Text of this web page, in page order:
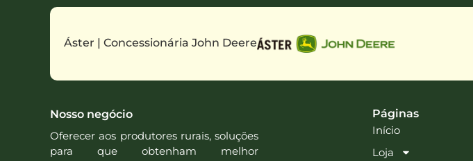
Áster | Concessionária John Deere
Nosso negócio
Oferecer aos produtores rurais, soluções
para que obtenham melhor
Páginas
Início
Loja